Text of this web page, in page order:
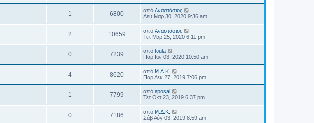
1 6800 από Αναστάσιος
Δευ Μαρ 30, 2020 9:36 am
2 10659 από Αναστάσιος
Τετ Μαρ 25, 2020 6:11 pm
0 7239 από toula
Παρ Ιαν 03, 2020 10:50 am
4 8620 από Μ.Δ.Κ.
Παρ Δεκ 27, 2019 7:06 pm
1 7799 από aposal
Τετ Οκτ 23, 2019 6:37 pm
0 7186 από Μ.Δ.Κ.
Σάβ Αύγ 03, 2019 8:59 am